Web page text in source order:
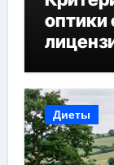
оптики
Диеты